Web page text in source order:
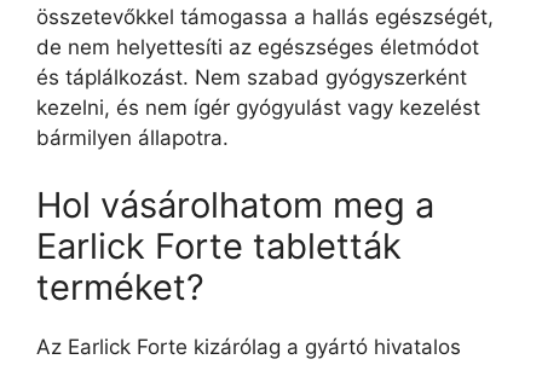
összetevőkkel támogassa a hallás egészségét,
de nem helyettesíti az egészséges életmódot
és táplálkozást. Nem szabad gyógyszerként
kezelni, és nem ígér gyógyulást vagy kezelést
bármilyen állapotra.
Hol vásárolhatom meg a
Earlick Forte tabletták
terméket?
Az Earlick Forte kizárólag a gyártó hivatalos